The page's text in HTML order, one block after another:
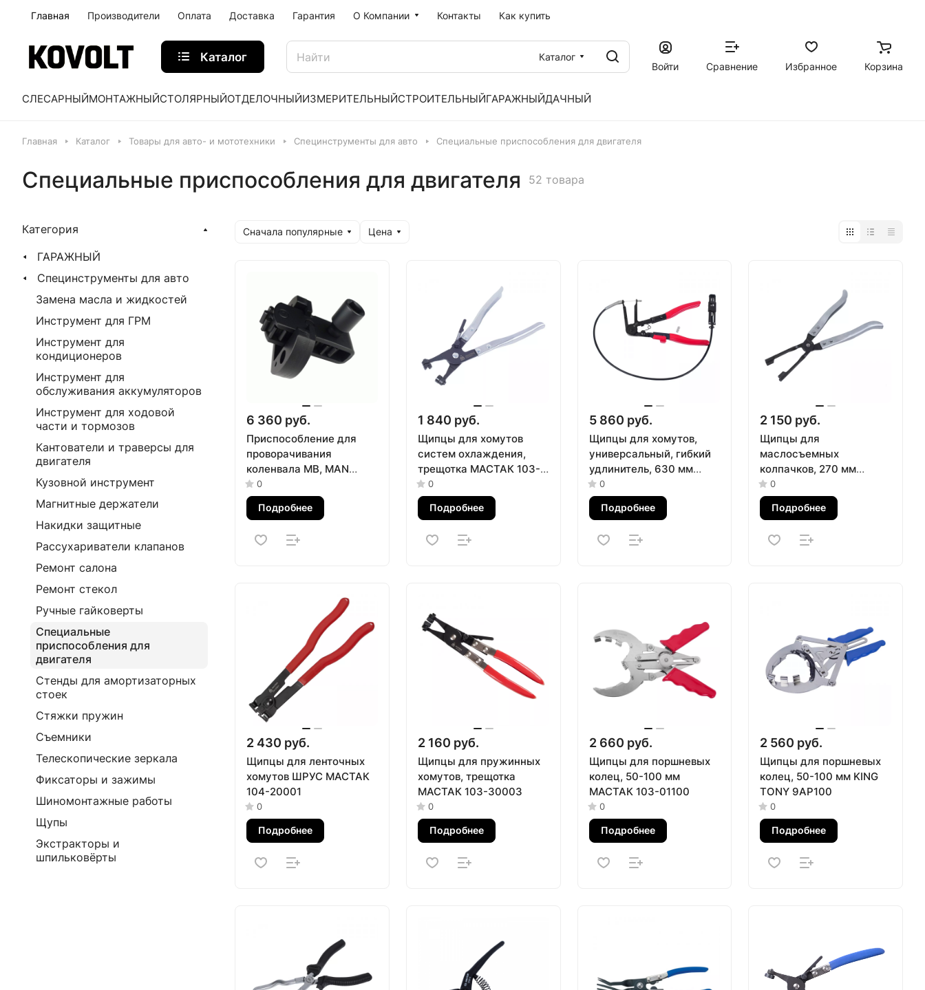
Главная Производители Оплата Доставка Гарантия О Компании Контакты Как купить
Каталог
Каталог
Войти
Сравнение Избранное Корзина
СЛЕСАРНЫЙМОНТАЖНЫЙСТОЛЯРНЫЙОТДЕЛОЧНЫЙИЗМЕРИТЕЛЬНЫЙСТРОИТЕЛЬНЫЙГАРАЖНЫЙДАЧНЫЙ
Главная Каталог Товары для авто- и мототехники Специнструменты для авто Специальные приспособления для двигателя
Специальные приспособления для двигателя 52 товара
Сначала популярные Цена
6 360 руб.
Приспособление для
проворачивания
коленвала MB, MAN
МАСТАК 103-03001
0
Подробнее
1 840 руб.
Щипцы для хомутов
систем охлаждения,
трещотка МАСТАК 103-
40001
0
Подробнее
5 860 руб.
Щипцы для хомутов,
универсальный, гибкий
удлинитель, 630 мм
МАСТАК 103-30630
0
Подробнее
2 150 руб.
Щипцы для
маслосъемных
колпачков, 270 мм
МАСТАК 103-14120
0
Подробнее
2 430 руб.
Щипцы для ленточных
хомутов ШРУС МАСТАК
104-20001
0
Подробнее
2 160 руб.
Щипцы для пружинных
хомутов, трещотка
МАСТАК 103-30003
0
Подробнее
2 660 руб.
Щипцы для поршневых
колец, 50-100 мм
МАСТАК 103-01100
0
Подробнее
2 560 руб.
Щипцы для поршневых
колец, 50-100 мм KING
TONY 9AP100
0
Подробнее
Категория
ГАРАЖНЫЙ
Специнструменты для авто
Замена масла и жидкостей
Инструмент для ГРМ
Инструмент для
кондиционеров
Инструмент для
обслуживания аккумуляторов
Инструмент для ходовой
части и тормозов
Кантователи и траверсы для
двигателя
Кузовной инструмент
Магнитные держатели
Накидки защитные
Рассухариватели клапанов
Ремонт салона
Ремонт стекол
Ручные гайковерты
Специальные
приспособления для
двигателя
Стенды для амортизаторных
стоек
Стяжки пружин
Съемники
Телескопические зеркала
Фиксаторы и зажимы
Шиномонтажные работы
Щупы
Экстракторы и
шпильковёрты